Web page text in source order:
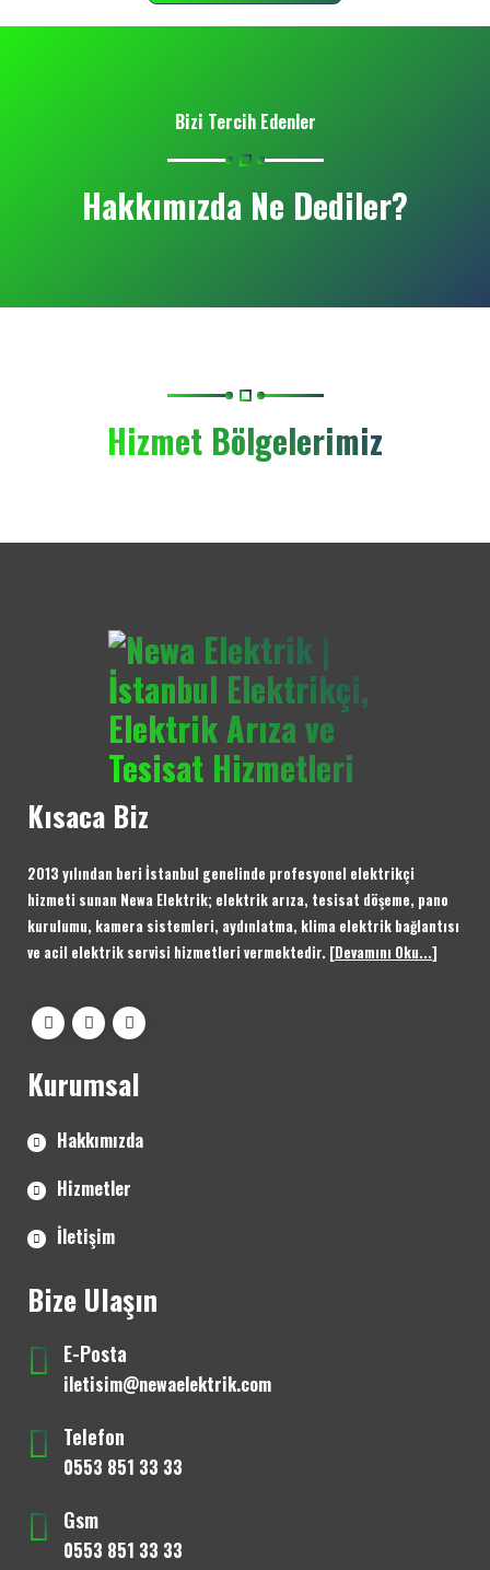
Bizi Tercih Edenler
Hakkımızda Ne Dediler?
Hizmet Bölgelerimiz
Kısaca Biz
2013 yılından beri İstanbul genelinde profesyonel elektrikçi
hizmeti sunan Newa Elektrik; elektrik arıza, tesisat döşeme, pano
kurulumu, kamera sistemleri, aydınlatma, klima elektrik bağlantısı
ve acil elektrik servisi hizmetleri vermektedir. [Devamını Oku...]
Kurumsal
Hakkımızda
Hizmetler
İletişim
Bize Ulaşın
E-Posta
iletisim@newaelektrik.com
Telefon
0553 851 33 33
Gsm
0553 851 33 33